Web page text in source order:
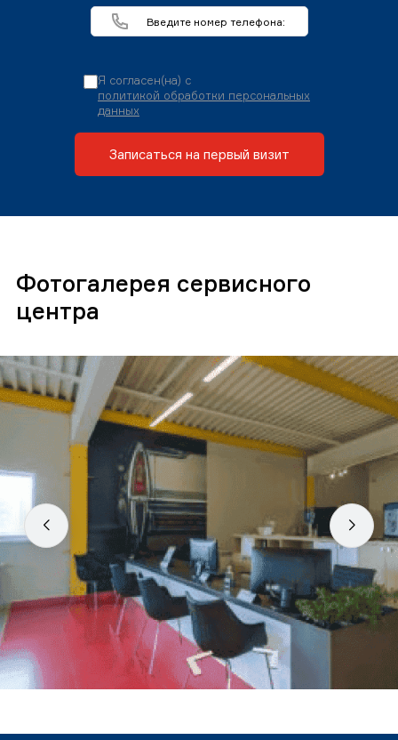
Я согласен(на) с
политикой обработки персональных
данных
Записаться на первый визит
Фотогалерея сервисного
центра